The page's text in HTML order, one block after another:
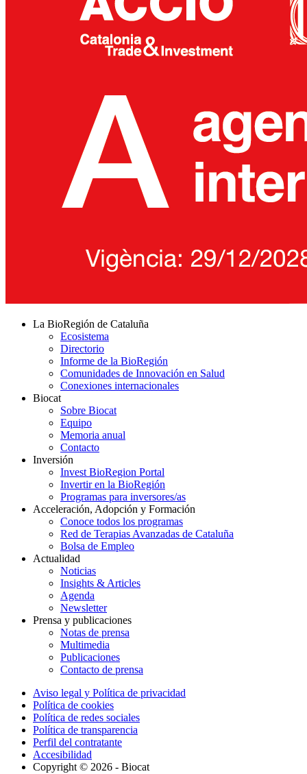
La BioRegión de Cataluña
Ecosistema
Directorio
Informe de la BioRegión
Comunidades de Innovación en Salud
Conexiones internacionales
Biocat
Sobre Biocat
Equipo
Memoria anual
Contacto
Inversión
Invest BioRegion Portal
Invertir en la BioRegión
Programas para inversores/as
Acceleración, Adopción y Formación
Conoce todos los programas
Red de Terapias Avanzadas de Cataluña
Bolsa de Empleo
Actualidad
Noticias
Insights & Articles
Agenda
Newsletter
Prensa y publicaciones
Notas de prensa
Multimedia
Publicaciones
Contacto de prensa
Aviso legal y Política de privacidad
Política de cookies
Política de redes sociales
Política de transparencia
Perfil del contratante
Accesibilidad
Copyright © 2026 - Biocat